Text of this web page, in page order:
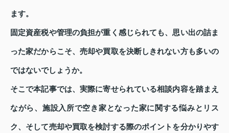
ます。
固定資産税や管理の負担が重く感じられても、思い出の詰ま
った家だからこそ、売却や買取を決断しきれない方も多いの
ではないでしょうか。
そこで本記事では、実際に寄せられている相談内容を踏まえ
ながら、施設入所で空き家となった家に関する悩みとリス
ク、そして売却や買取を検討する際のポイントを分かりやす